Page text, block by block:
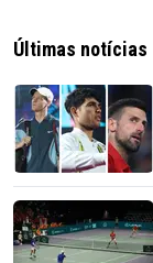
Últimas notícias